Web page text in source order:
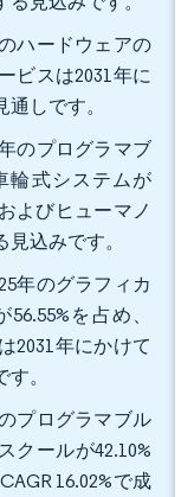
ハードウェアの
ビスは2031年に
しです。
のプログラマブ
輪式システムが
よびヒューマノ
見込みです。
年のグラフィカ
を占め、
2031年にかけて
。
プログラマブル
クールが42.10%
16.02%で成